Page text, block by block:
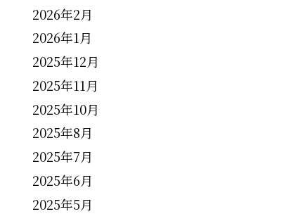
2026年2月
2026年1月
2025年12月
2025年11月
2025年10月
2025年8月
2025年7月
2025年6月
2025年5月